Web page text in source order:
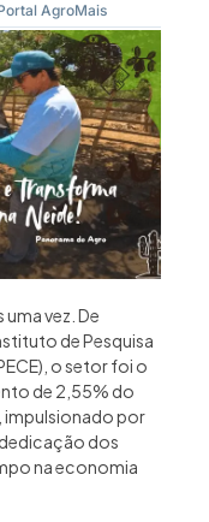
AgroMais
vez. De
de Pesquisa
o setor foi o
de 2,55% do
impulsionado por
dos
na economia